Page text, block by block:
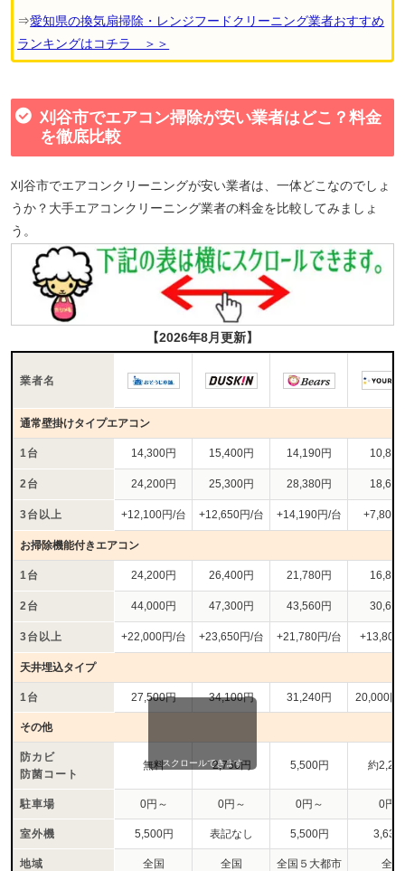
⇒愛知県の換気扇掃除・レンジフードクリーニング業者おすすめ
ランキングはコチラ ＞＞
刈谷市でエアコン掃除が安い業者はどこ？料金
を徹底比較
刈谷市でエアコンクリーニングが安い業者は、一体どこなのでしょ
うか？大手エアコンクリーニング業者の料金を比較してみましょ
う。
【2026年8月更新】
業者名
通常壁掛けタイプエアコン
1台 14,300円 15,400円 14,190円
2台 24,200円 25,300円 28,380円
3台以上 +12,100円/台 +12,650円/台 +14,190円/台 +7,800
お掃除機能付きエアコン
1台 24,200円 26,400円 21,780円
2台 44,000円 47,300円 43,560円
3台以上 +22,000円/台 +23,650円/台 +21,780円/台 +13,800
天井埋込タイプ
1台 27,500円 34,100円 31,240円 20,000円
その他
防カビ
防菌コート
無料 2,750円 5,500円 約
駐車場 0円～ 0円～ 0円～ 0円
室外機 5,500円 表記なし 5,500円 3,630
地域 全国 全国 全国５大都市 全国
スクロールできます